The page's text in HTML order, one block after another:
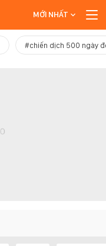
MỚI NHẤT
#chiến dịch 500 ngày